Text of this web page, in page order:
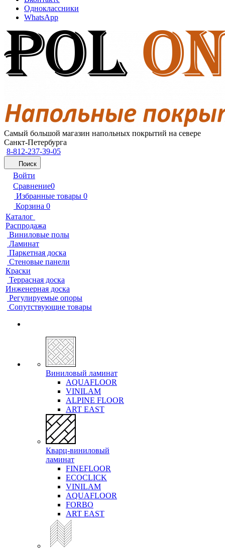
Одноклассники
WhatsApp
Самый большой магазин напольных покрытий на севере
Санкт-Петербурга
8-812-237-39-05
Поиск
Войти
Сравнение0
Избранные товары 0
Корзина 0
Каталог
Распродажа
Виниловые полы
Ламинат
Паркетная доска
Стеновые панели
Краски
Террасная доска
Инженерная доска
Регулируемые опоры
Сопутствующие товары
Виниловый ламинат
AQUAFLOOR
VINILAM
ALPINE FLOOR
ART EAST
Кварц-виниловый
ламинат
FINEFLOOR
ECOCLICK
VINILAM
AQUAFLOOR
FORBO
ART EAST